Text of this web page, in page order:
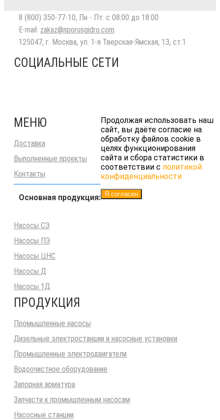
8 (800) 350-77-10, Пн - Пт: с 08:00 до 18:00
E-mail: zakaz@nporusgidro.com
125047, г. Москва, ул. 1-я Тверская-Ямская, 13, ст.1
СОЦИАЛЬНЫЕ СЕТИ
МЕНЮ
Доставка
Выполненные проекты
Контакты
Основная продукция:
Насосы СЭ
Насосы ПЭ
Насосы ЦНС
Насосы Д
Насосы 1Д
ПРОДУКЦИЯ
Промышленные насосы
Дизельные электростанции и насосные установки
Промышленные электродвигатели
Водоочистное оборудование
Запорная арматура
Запчасти к промышленным насосам
Насосные станции
Продолжая использовать наш
сайт, вы даёте согласие на
обработку файлов cookie в
целях функционирования
сайта и сбора статистики в
соответствии с политикой
конфиденциальности
Я согласен